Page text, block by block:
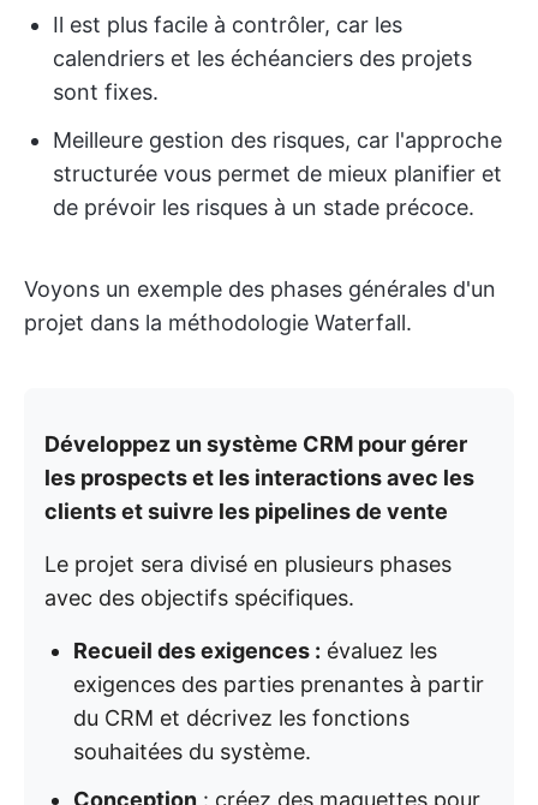
Il est plus facile à contrôler, car les
calendriers et les échéanciers des projets
sont fixes.
Meilleure gestion des risques, car l'approche
structurée vous permet de mieux planifier et
de prévoir les risques à un stade précoce.
Voyons un exemple des phases générales d'un
projet dans la méthodologie Waterfall.
Développez un système CRM pour gérer
les prospects et les interactions avec les
clients et suivre les pipelines de vente
Le projet sera divisé en plusieurs phases
avec des objectifs spécifiques.
Recueil des exigences : évaluez les
exigences des parties prenantes à partir
du CRM et décrivez les fonctions
souhaitées du système.
Conception : créez des maquettes pour